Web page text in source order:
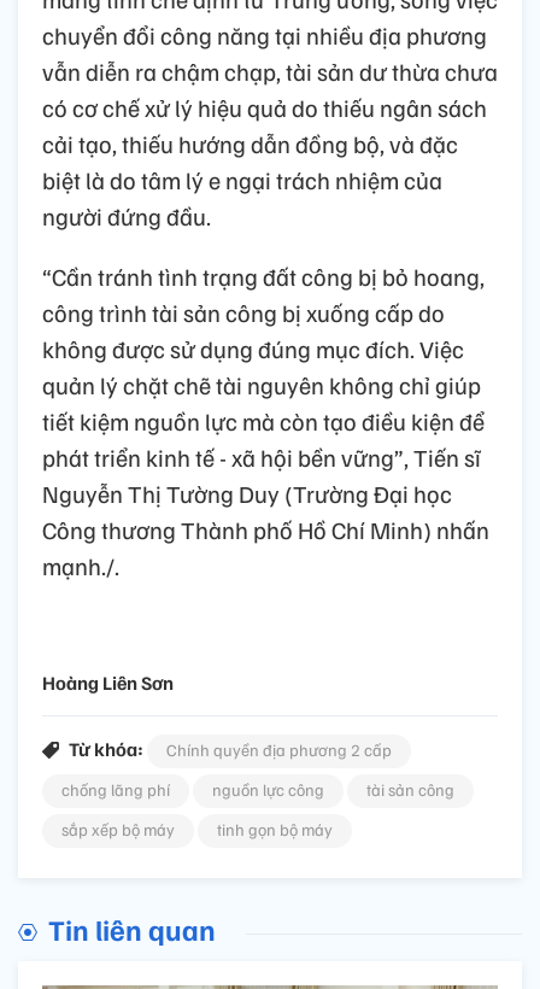
chuyển đổi công năng tại nhiều địa phương
vẫn diễn ra chậm chạp, tài sản dư thừa chưa
có cơ chế xử lý hiệu quả do thiếu ngân sách
cải tạo, thiếu hướng dẫn đồng bộ, và đặc
biệt là do tâm lý e ngại trách nhiệm của
người đứng đầu.
“Cần tránh tình trạng đất công bị bỏ hoang,
công trình tài sản công bị xuống cấp do
không được sử dụng đúng mục đích. Việc
quản lý chặt chẽ tài nguyên không chỉ giúp
tiết kiệm nguồn lực mà còn tạo điều kiện để
phát triển kinh tế - xã hội bền vững”, Tiến sĩ
Nguyễn Thị Tường Duy (Trường Đại học
Công thương Thành phố Hồ Chí Minh) nhấn
mạnh./.
Hoàng Liên Sơn
Từ khóa:
Chính quyền địa phương 2 cấp
chống lãng phí
nguồn lực công
tài sản công
sắp xếp bộ máy
tinh gọn bộ máy
Tin liên quan